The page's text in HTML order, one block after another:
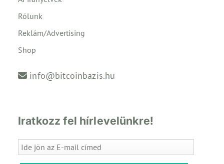
Rólunk
Reklám/Advertising
Shop
info@bitcoinbazis.hu
Iratkozz fel hírlevelünkre!